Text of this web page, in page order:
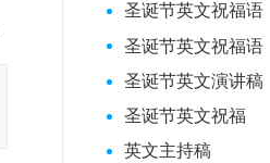
圣诞节英文祝福语
圣诞节英文祝福语
圣诞节英文演讲稿
圣诞节英文祝福
英文主持稿